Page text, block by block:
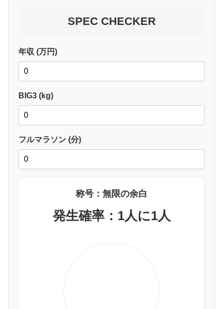
SPEC CHECKER
年収 (万円)
BIG3 (kg)
フルマラソン (分)
称号：無限の余白
発生確率：1人に1人